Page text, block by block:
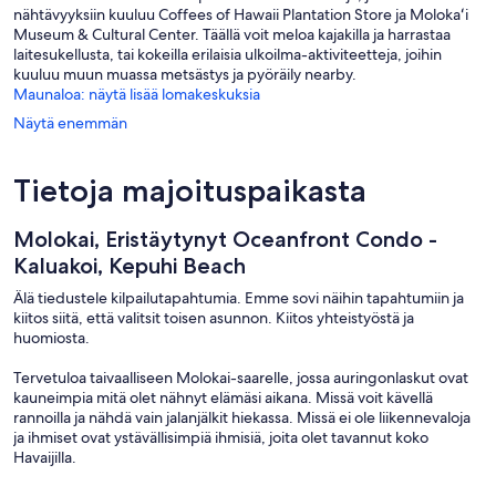
nähtävyyksiin kuuluu Coffees of Hawaii Plantation Store ja Molokaʻi
Museum & Cultural Center. Täällä voit meloa kajakilla ja harrastaa
laitesukellusta, tai kokeilla erilaisia ulkoilma-aktiviteetteja, joihin
kuuluu muun muassa metsästys ja pyöräily nearby.
Maunaloa: näytä lisää lomakeskuksia
Näytä enemmän
Tietoja majoituspaikasta
Molokai, Eristäytynyt Oceanfront Condo -
Kaluakoi, Kepuhi Beach
Älä tiedustele kilpailutapahtumia. Emme sovi näihin tapahtumiin ja
kiitos siitä, että valitsit toisen asunnon. Kiitos yhteistyöstä ja
huomiosta.
Tervetuloa taivaalliseen Molokai-saarelle, jossa auringonlaskut ovat
kauneimpia mitä olet nähnyt elämäsi aikana. Missä voit kävellä
rannoilla ja nähdä vain jalanjälkit hiekassa. Missä ei ole liikennevaloja
ja ihmiset ovat ystävällisimpiä ihmisiä, joita olet tavannut koko
Havaijilla.